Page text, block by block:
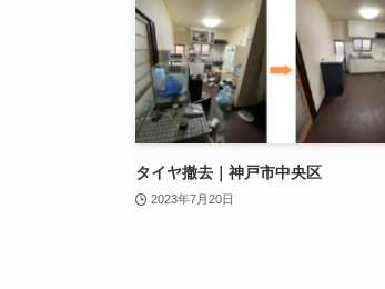
タイヤ撤去｜神戸市中央区
2023年7月20日